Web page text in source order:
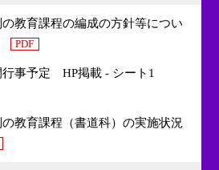
教育課程の編成の方針等につい
PDF
事予定 HP掲載 - シート1
教育課程（書道科）の実施状況